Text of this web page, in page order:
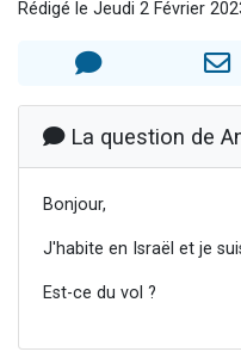
Il reste
12
Rédigé le Jeudi 2 Février
La question de
Bonjour,
J'habite en Israël et je
Est-ce du vol ?